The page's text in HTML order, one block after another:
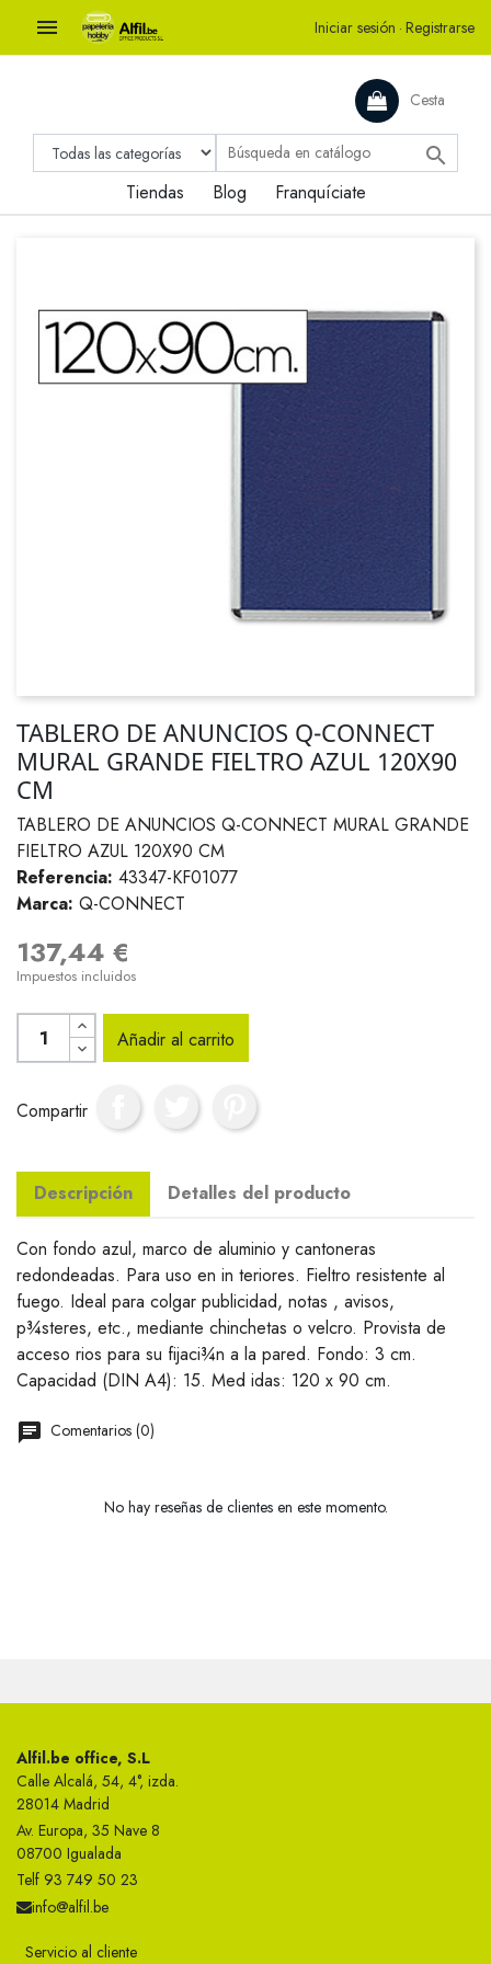
 Iniciar sesión · Registrarse
Cesta

Tiendas Blog Franquíciate
TABLERO DE ANUNCIOS Q-CONNECT
MURAL GRANDE FIELTRO AZUL 120X90
CM
TABLERO DE ANUNCIOS Q-CONNECT MURAL GRANDE
FIELTRO AZUL 120X90 CM
Referencia: 43347-KF01077
Marca: Q-CONNECT
137,44 €
Impuestos incluidos
Añadir al carrito
Compartir
Descripción Detalles del producto
Con fondo azul, marco de aluminio y cantoneras
redondeadas. Para uso en in teriores. Fieltro resistente al
fuego. Ideal para colgar publicidad, notas , avisos,
p¾steres, etc., mediante chinchetas o velcro. Provista de
acceso rios para su fijaci¾n a la pared. Fondo: 3 cm.
Capacidad (DIN A4): 15. Med idas: 120 x 90 cm.
Comentarios (0)
No hay reseñas de clientes en este momento.
Alfil.be office, S.L
Calle Alcalá, 54, 4°, izda.
28014 Madrid
Av. Europa, 35 Nave 8
08700 Igualada
Telf 93 749 50 23
info@alfil.be
Servicio al cliente